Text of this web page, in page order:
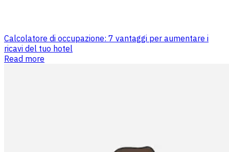
Calcolatore di occupazione: 7 vantaggi per aumentare i
ricavi del tuo hotel
Read more